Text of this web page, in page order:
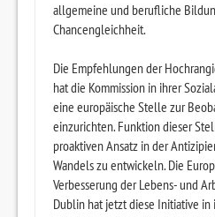
allgemeine und berufliche
Chancengleichheit.
Die Empfehlungen der
hat die Kommission in ihrer
eine europäische Stelle zur
einzurichten. Funktion dieser
proaktiven Ansatz in der
Wandels zu entwickeln. Die
Verbesserung der Lebens- und
Dublin hat jetzt diese Initiative in